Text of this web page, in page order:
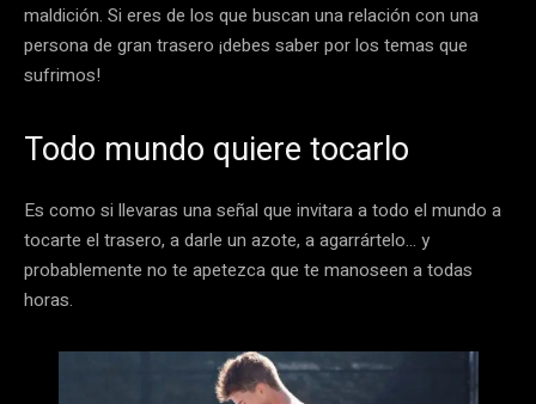
maldición. Si eres de los que buscan una relación con una
persona de gran trasero ¡debes saber por los temas que
sufrimos!
Todo mundo quiere tocarlo
Es como si llevaras una señal que invitara a todo el mundo a
tocarte el trasero, a darle un azote, a agarrártelo… y
probablemente no te apetezca que te manoseen a todas
horas.